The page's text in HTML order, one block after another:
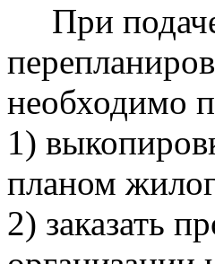
При подаче
необходимо
1)
планом
2) заказать